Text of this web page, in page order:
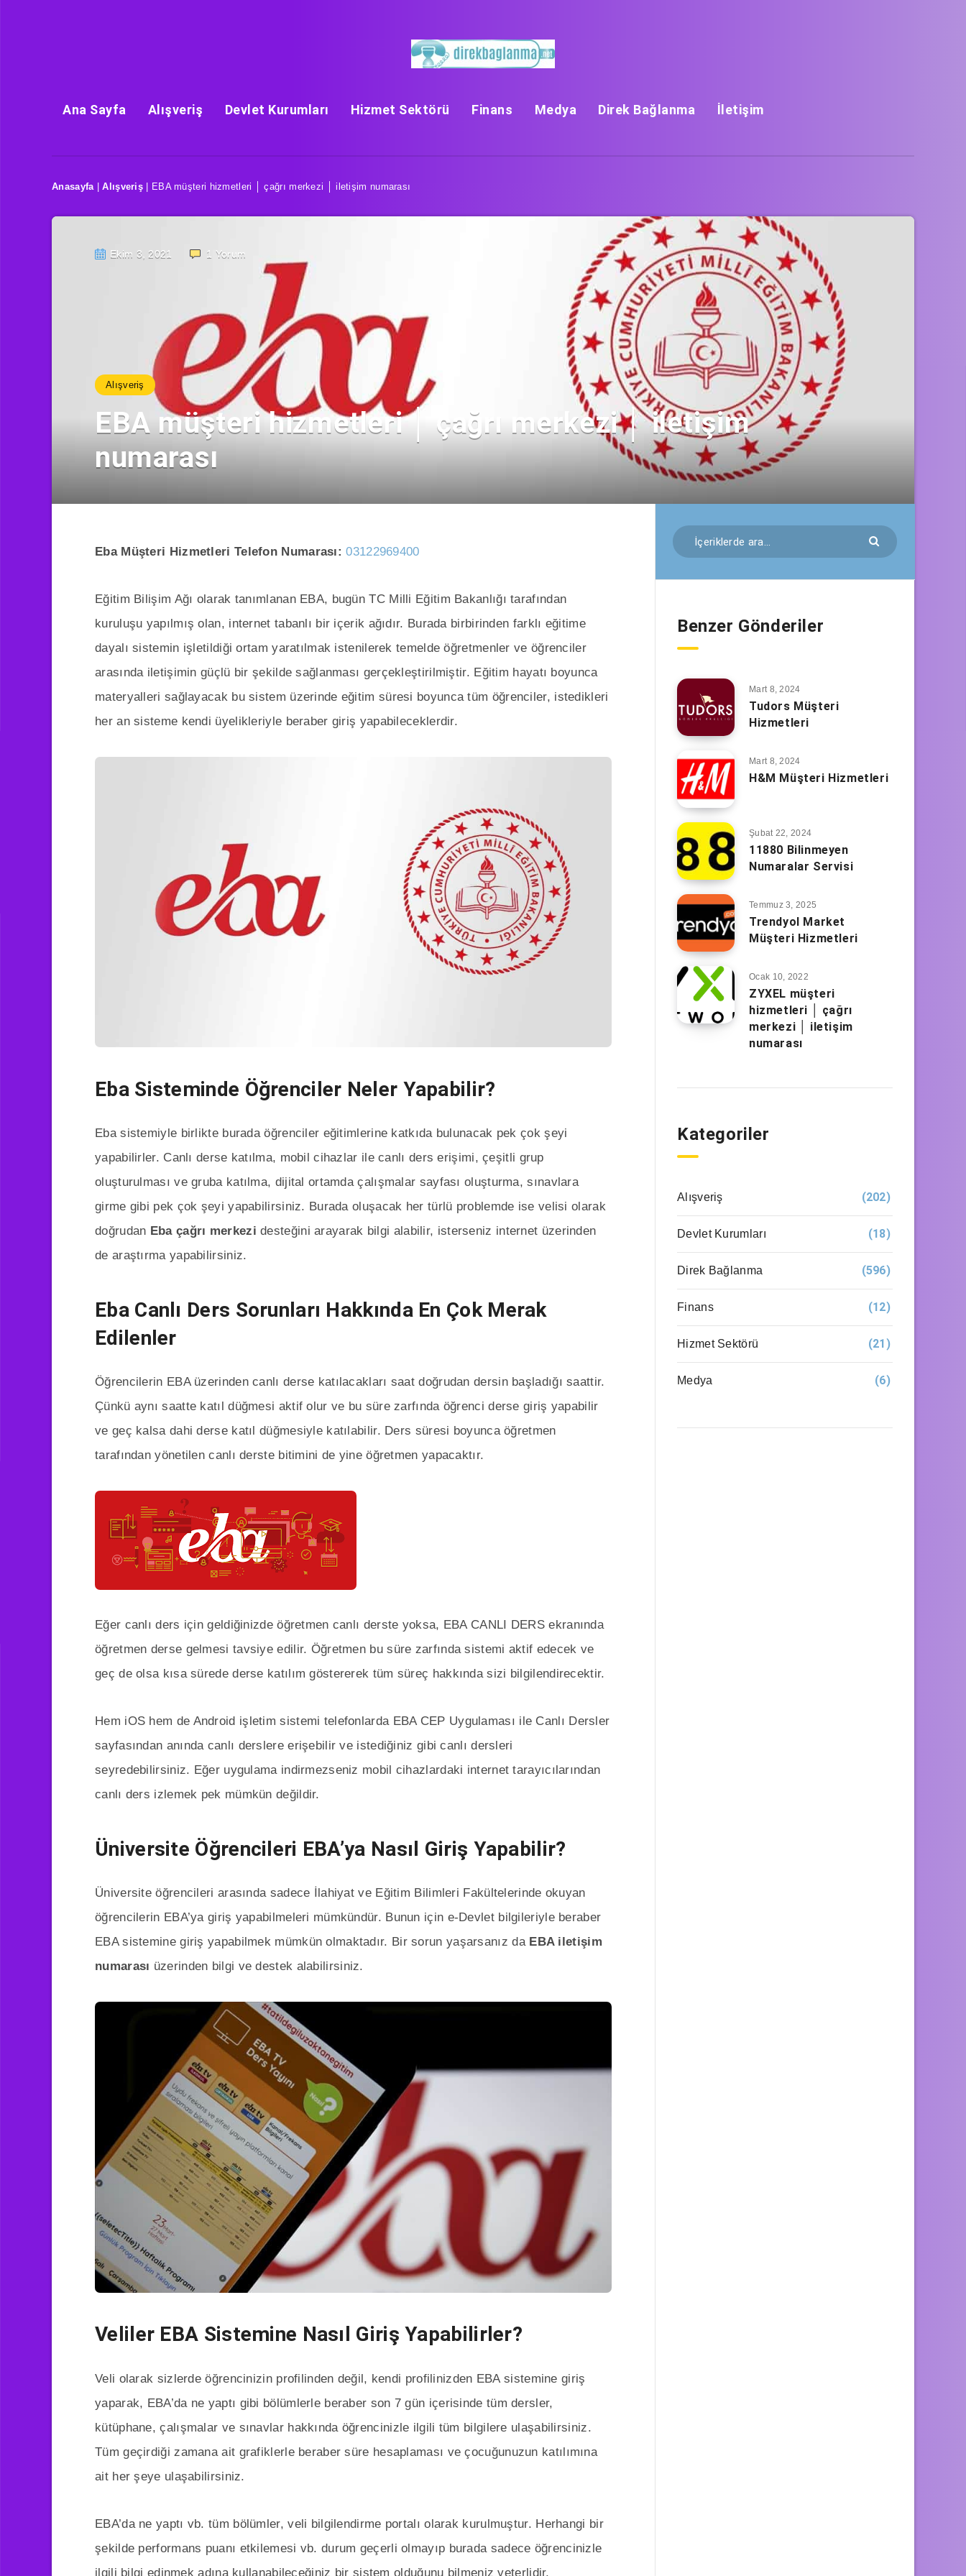
Ana Sayfa Alışveriş Devlet Kurumları Hizmet Sektörü Finans Medya Direk Bağlanma İletişim
Anasayfa|Alışveriş EBA müşteri hizmetleri │ çağrı merkezi │ iletişim numarası
Ekim 3, 2021 1 Yorum
Alışveriş
EBA müşteri hizmetleri │ çağrı merkezi │ iletişim
numarası
Eba Müşteri Hizmetleri Telefon Numarası:03122969400
Eğitim Bilişim Ağı olarak tanımlanan EBA, bugün TC Milli Eğitim Bakanlığı tarafından
kuruluşu yapılmış olan, internet tabanlı bir içerik ağıdır. Burada birbirinden farklı eğitime
dayalı sistemin işletildiği ortam yaratılmak istenilerek temelde öğretmenler ve öğrenciler
arasında iletişimin güçlü bir şekilde sağlanması gerçekleştirilmiştir. Eğitim hayatı boyunca
materyalleri sağlayacak bu sistem üzerinde eğitim süresi boyunca tüm öğrenciler, istedikleri
her an sisteme kendi üyelikleriyle beraber giriş yapabileceklerdir.
Eba Sisteminde Öğrenciler Neler Yapabilir?
Eba sistemiyle birlikte burada öğrenciler eğitimlerine katkıda bulunacak pek çok şeyi
yapabilirler. Canlı derse katılma, mobil cihazlar ile canlı ders erişimi, çeşitli grup
oluşturulması ve gruba katılma, dijital ortamda çalışmalar sayfası oluşturma, sınavlara
girme gibi pek çok şeyi yapabilirsiniz. Burada oluşacak her türlü problemde ise velisi olarak
doğrudan Eba çağrı merkezi desteğini arayarak bilgi alabilir, isterseniz internet üzerinden
de araştırma yapabilirsiniz.
Eba Canlı Ders Sorunları Hakkında En Çok Merak
Edilenler
Öğrencilerin EBA üzerinden canlı derse katılacakları saat doğrudan dersin başladığı saattir.
Çünkü aynı saatte katıl düğmesi aktif olur ve bu süre zarfında öğrenci derse giriş yapabilir
ve geç kalsa dahi derse katıl düğmesiyle katılabilir. Ders süresi boyunca öğretmen
tarafından yönetilen canlı derste bitimini de yine öğretmen yapacaktır.
Eğer canlı ders için geldiğinizde öğretmen canlı derste yoksa, EBA CANLI DERS ekranında
öğretmen derse gelmesi tavsiye edilir. Öğretmen bu süre zarfında sistemi aktif edecek ve
geç de olsa kısa sürede derse katılım göstererek tüm süreç hakkında sizi bilgilendirecektir.
Hem iOS hem de Android işletim sistemi telefonlarda EBA CEP Uygulaması ile Canlı Dersler
sayfasından anında canlı derslere erişebilir ve istediğiniz gibi canlı dersleri
seyredebilirsiniz. Eğer uygulama indirmezseniz mobil cihazlardaki internet tarayıcılarından
canlı ders izlemek pek mümkün değildir.
Üniversite Öğrencileri EBA’ya Nasıl Giriş Yapabilir?
Üniversite öğrencileri arasında sadece İlahiyat ve Eğitim Bilimleri Fakültelerinde okuyan
öğrencilerin EBA’ya giriş yapabilmeleri mümkündür. Bunun için e-Devlet bilgileriyle beraber
EBA sistemine giriş yapabilmek mümkün olmaktadır. Bir sorun yaşarsanız da EBA iletişim
numarası üzerinden bilgi ve destek alabilirsiniz.
Veliler EBA Sistemine Nasıl Giriş Yapabilirler?
Veli olarak sizlerde öğrencinizin profilinden değil, kendi profilinizden EBA sistemine giriş
yaparak, EBA’da ne yaptı gibi bölümlerle beraber son 7 gün içerisinde tüm dersler,
kütüphane, çalışmalar ve sınavlar hakkında öğrencinizle ilgili tüm bilgilere ulaşabilirsiniz.
Tüm geçirdiği zamana ait grafiklerle beraber süre hesaplaması ve çocuğunuzun katılımına
ait her şeye ulaşabilirsiniz.
EBA’da ne yaptı vb. tüm bölümler, veli bilgilendirme portalı olarak kurulmuştur. Herhangi bir
şekilde performans puanı etkilemesi vb. durum geçerli olmayıp burada sadece öğrencinizle
ilgili bilgi edinmek adına kullanabileceğiniz bir sistem olduğunu bilmeniz yeterlidir.
Benzer Gönderiler
Mart 8, 2024
Tudors Müşteri
Hizmetleri
Mart 8, 2024
H&M Müşteri Hizmetleri
Şubat 22, 2024
11880 Bilinmeyen
Numaralar Servisi
Temmuz 3, 2025
Trendyol Market
Müşteri Hizmetleri
Ocak 10, 2022
ZYXEL müşteri
hizmetleri │ çağrı
merkezi │ iletişim
numarası
Kategoriler
Alışveriş (202)
Devlet Kurumları (18)
Direk Bağlanma (596)
Finans (12)
Hizmet Sektörü (21)
Medya (6)